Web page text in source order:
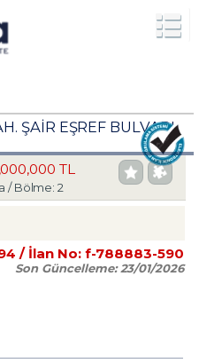
ŞAİR EŞREF BULVARI
TL
/ Bölme: 2
/ İlan No: f-788883-590
Son Güncelleme:23/01/2026